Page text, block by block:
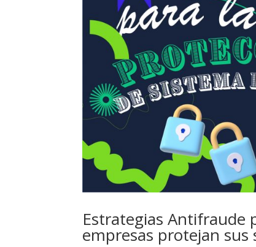
Estrategias Antifraude
empresas protejan sus